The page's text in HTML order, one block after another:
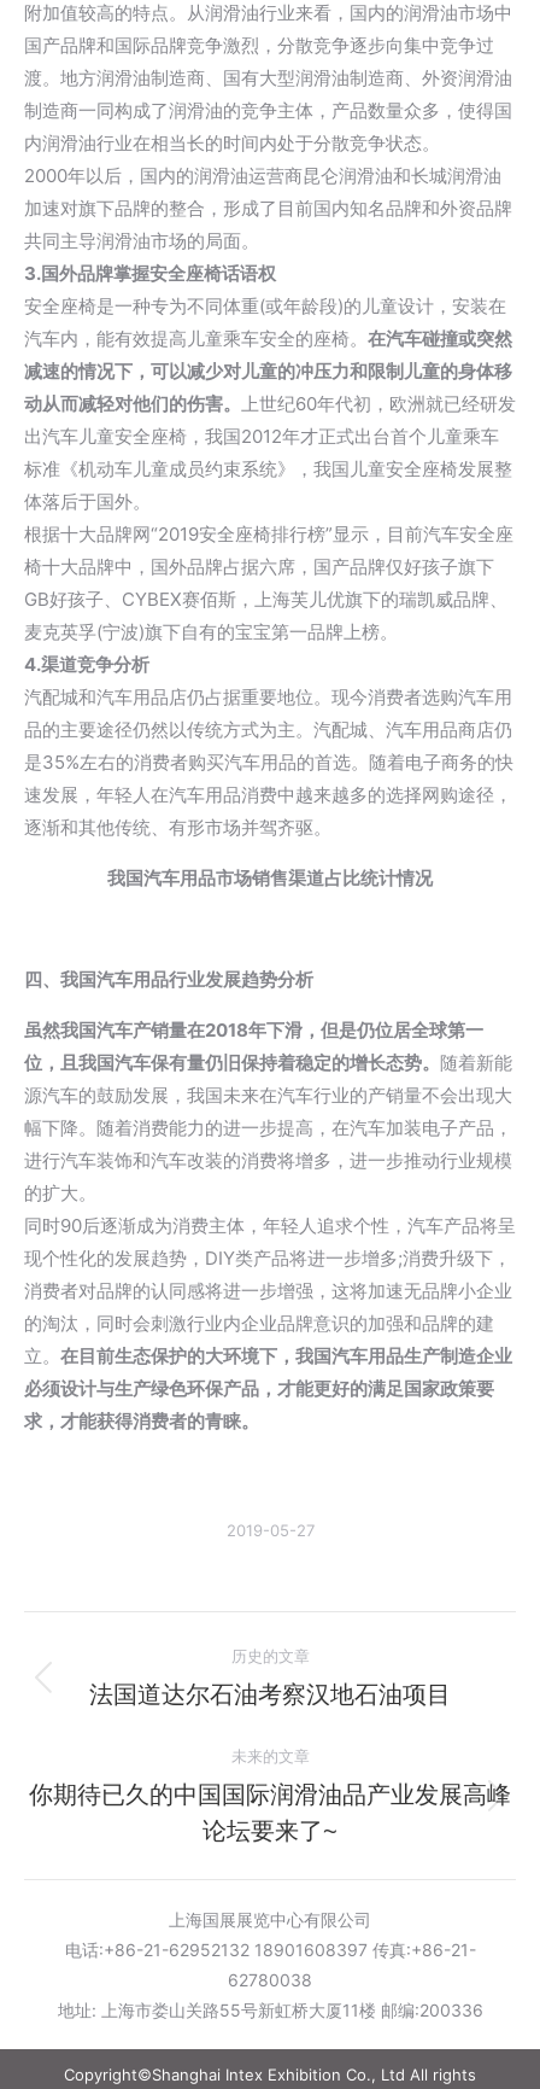
附加值较高的特点。从润滑油行业来看，国内的润滑油市场中
国产品牌和国际品牌竞争激烈，分散竞争逐步向集中竞争过
渡。地方润滑油制造商、国有大型润滑油制造商、外资润滑油
制造商一同构成了润滑油的竞争主体，产品数量众多，使得国
内润滑油行业在相当长的时间内处于分散竞争状态。
2000年以后，国内的润滑油运营商昆仑润滑油和长城润滑油
加速对旗下品牌的整合，形成了目前国内知名品牌和外资品牌
共同主导润滑油市场的局面。
3.国外品牌掌握安全座椅话语权
安全座椅是一种专为不同体重(或年龄段)的儿童设计，安装在
汽车内，能有效提高儿童乘车安全的座椅。 在汽车碰撞或突然
减速的情况下，可以减少对儿童的冲压力和限制儿童的身体移
动从而减轻对他们的伤害。 上世纪60年代初，欧洲就已经研发
出汽车儿童安全座椅，我国2012年才正式出台首个儿童乘车
标准《机动车儿童成员约束系统》，我国儿童安全座椅发展整
体落后于国外。
根据十大品牌网“2019安全座椅排行榜”显示，目前汽车安全座
椅十大品牌中，国外品牌占据六席，国产品牌仅好孩子旗下
GB好孩子、CYBEX赛佰斯，上海芙儿优旗下的瑞凯威品牌、
麦克英孚(宁波)旗下自有的宝宝第一品牌上榜。
4.渠道竞争分析
汽配城和汽车用品店仍占据重要地位。现今消费者选购汽车用
品的主要途径仍然以传统方式为主。汽配城、汽车用品商店仍
是35%左右的消费者购买汽车用品的首选。随着电子商务的快
速发展，年轻人在汽车用品消费中越来越多的选择网购途径，
逐渐和其他传统、有形市场并驾齐驱。
我国汽车用品市场销售渠道占比统计情况
四、我国汽车用品行业发展趋势分析
虽然我国汽车产销量在2018年下滑，但是仍位居全球第一
位，且我国汽车保有量仍旧保持着稳定的增长态势。 随着新能
源汽车的鼓励发展，我国未来在汽车行业的产销量不会出现大
幅下降。随着消费能力的进一步提高，在汽车加装电子产品，
进行汽车装饰和汽车改装的消费将增多，进一步推动行业规模
的扩大。
同时90后逐渐成为消费主体，年轻人追求个性，汽车产品将呈
现个性化的发展趋势，DIY类产品将进一步增多;消费升级下，
消费者对品牌的认同感将进一步增强，这将加速无品牌小企业
的淘汰，同时会刺激行业内企业品牌意识的加强和品牌的建
立。 在目前生态保护的大环境下，我国汽车用品生产制造企业
必须设计与生产绿色环保产品，才能更好的满足国家政策要
求，才能获得消费者的青睐。
2019-05-27
章
航
历史的文章
历
的
文
章：
法国道达尔石油考察汉地石油项目
未来的文章
未
来
的
文
章：
你期待已久的中国国际润滑油品产业发展高峰
论坛要来了~
上海国展展览中心有限公司
电话:+86-21-62952132 18901608397 传真:+86-21-
62780038
地址: 上海市娄山关路55号新虹桥大厦11楼 邮编:200336
Copyright©Shanghai Intex Exhibition Co., Ltd All rights